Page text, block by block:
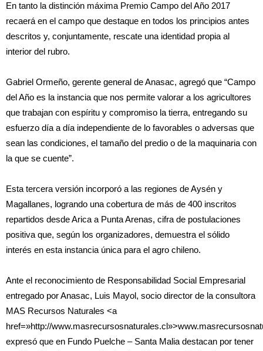
En tanto la distinción máxima Premio Campo del Año 2017
recaerá en el campo que destaque en todos los principios antes
descritos y, conjuntamente, rescate una identidad propia al
interior del rubro.
Gabriel Ormeño, gerente general de Anasac, agregó que “Campo
del Año es la instancia que nos permite valorar a los agricultores
que trabajan con espíritu y compromiso la tierra, entregando su
esfuerzo día a día independiente de lo favorables o adversas que
sean las condiciones, el tamaño del predio o de la maquinaria con
la que se cuente”.
Esta tercera versión incorporó a las regiones de Aysén y
Magallanes, logrando una cobertura de más de 400 inscritos
repartidos desde Arica a Punta Arenas, cifra de postulaciones
positiva que, según los organizadores, demuestra el sólido
interés en esta instancia única para el agro chileno.
Ante el reconocimiento de Responsabilidad Social Empresarial
entregado por Anasac, Luis Mayol, socio director de la consultora
MAS Recursos Naturales <a
href=»http://
expresó que en Fundo Puelche – Santa Malia destacan por tener